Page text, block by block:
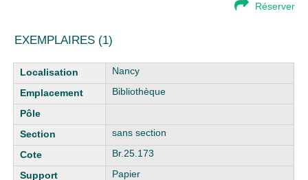
Réserver
EXEMPLAIRES (1)
Liste des exemplaires
Nancy
Bibliothèque
sans section
Br.25.173
Papier